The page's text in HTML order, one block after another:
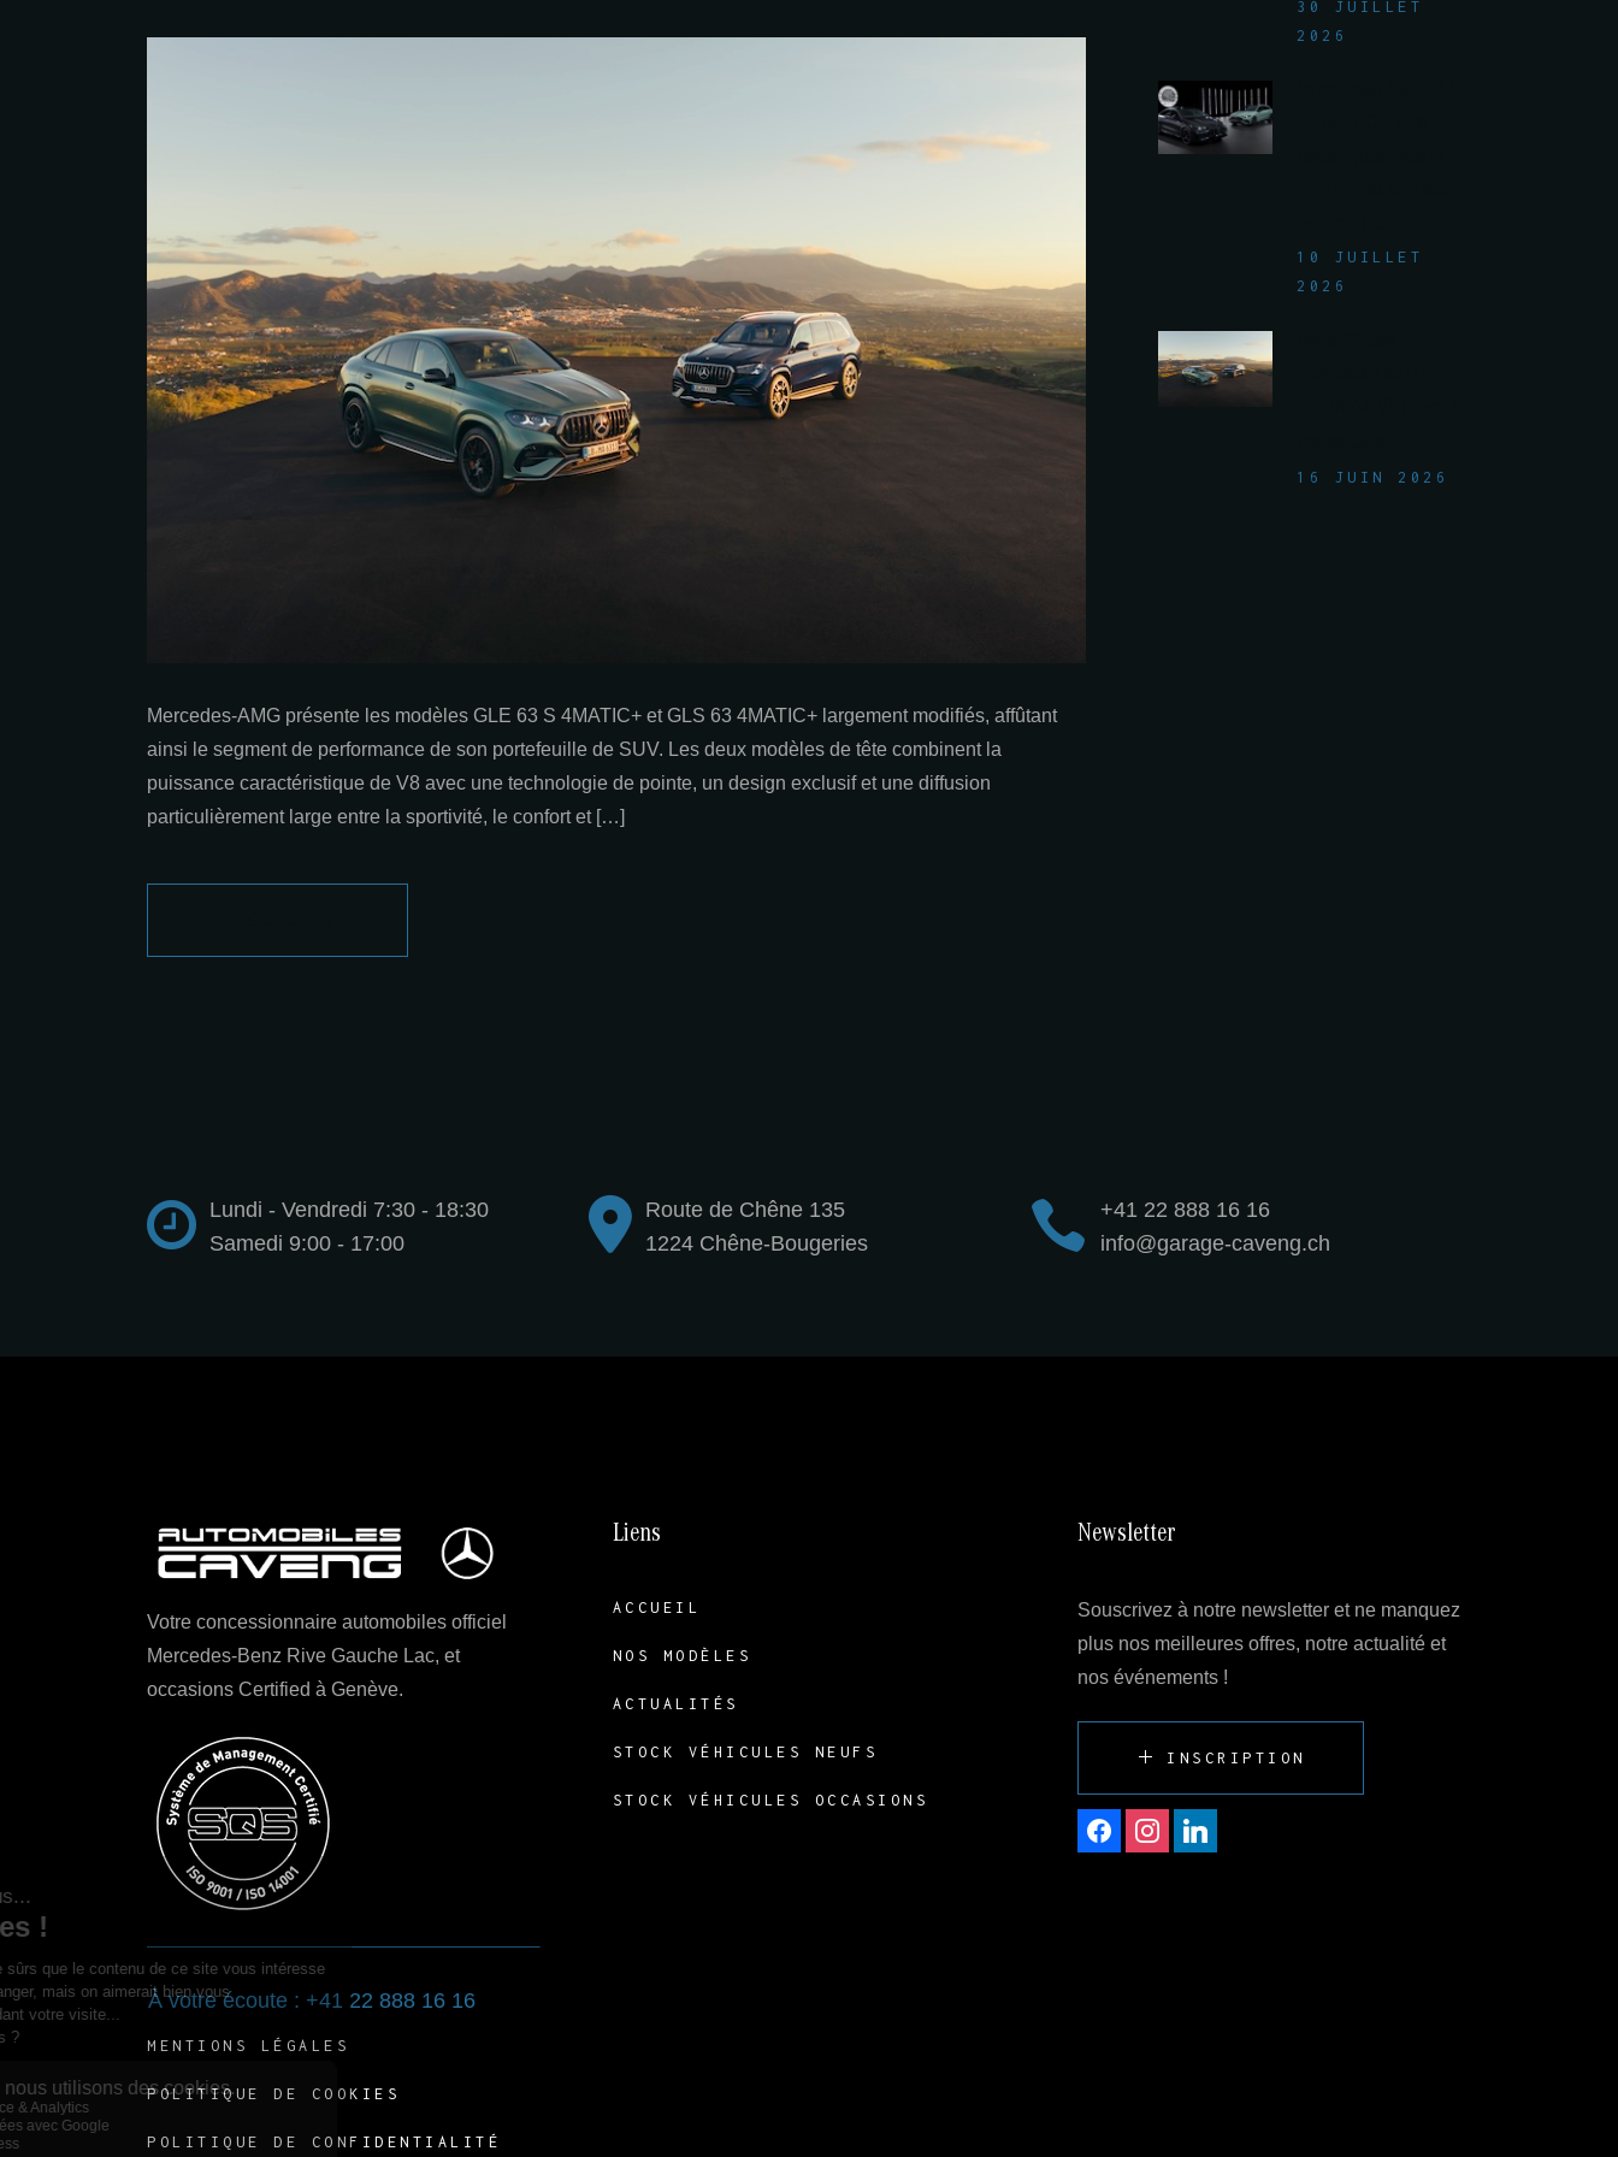
Mercedes‐AMG présente les modèles GLE 63 S 4MATIC+ et GLS 63 4MATIC+ largement modifiés, affûtant
ainsi le segment de performance de son portefeuille de SUV. Les deux modèles de tête combinent la
puissance caractéristique de V8 avec une technologie de pointe, un design exclusif et une diffusion
particulièrement large entre la sportivité, le confort et […]
30 JUILLET
2026
10 JUILLET
2026
16 JUIN 2026
Lundi - Vendredi 7:30 - 18:30
Samedi 9:00 - 17:00
Route de Chêne 135
1224 Chêne-Bougeries
+41 22 888 16 16
info@garage-caveng.ch
Votre concessionnaire automobiles officiel
Mercedes-Benz Rive Gauche Lac, et
occasions Certified à Genève.
À votre écoute : +41 22 888 16 16
MENTIONS LÉGALES
POLITIQUE DE COOKIES
POLITIQUE DE CONFIDENTIALITÉ
Liens
ACCUEIL
NOS MODÈLES
ACTUALITÉS
STOCK VÉHICULES NEUFS
STOCK VÉHICULES OCCASIONS
Newsletter
Souscrivez à notre newsletter et ne manquez
plus nos meilleures offres, notre actualité et
nos événements !
INSCRIPTION
facebookinstagramlinkedin